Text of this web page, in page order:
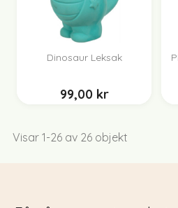
Dinosaur Leksak
99,00 kr
Visar 1-26 av 26 objekt